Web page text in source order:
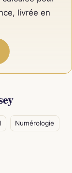
livrée en
Numérologie